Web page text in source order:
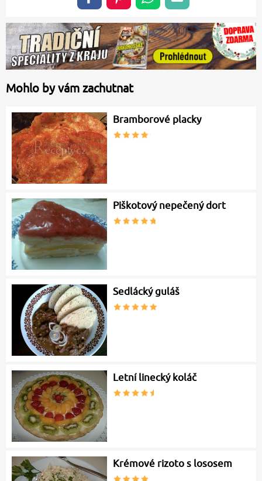
Mohlo by vám zachutnat
Bramborové placky
Piškotový nepečený dort
Sedlácký guláš
Letní linecký koláč
Krémové rizoto s lososem